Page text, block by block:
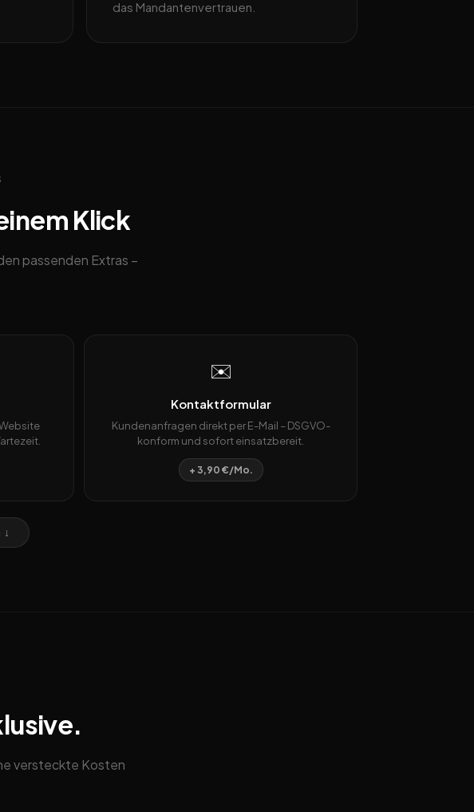
das Mandantenvertrauen.
Klick
passenden Extras –
✉️
Kontaktformular
Kundenanfragen direkt per E-Mail – DSGVO-
konform und sofort einsatzbereit.
+ 3,90 €/Mo.
versteckte Kosten